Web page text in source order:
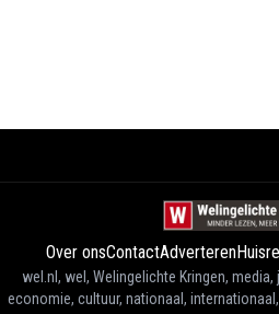
Over onsContactAdverteren
wel.nl, wel, Welingelichte Kringen,
economie, cultuur, nationaal,